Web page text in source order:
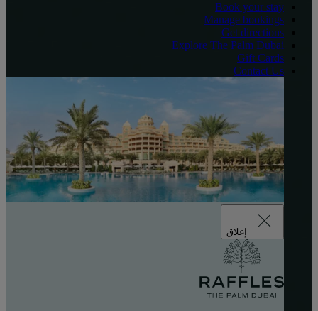
Book your stay
Manage bookings
Get directions
Explore The Palm Dubai
Gift Cards
Contact Us
إغلاق